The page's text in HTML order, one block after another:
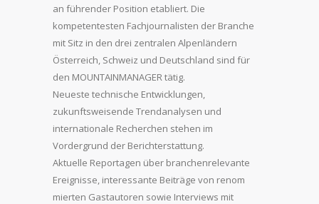
an führender Position etabliert. Die
kompetentesten Fachjournalisten der Branche
mit Sitz in den drei zentralen Alpenländern
Österreich, Schweiz und Deutschland sind für
den MOUNTAINMANAGER tätig.
Neueste technische Entwicklungen,
zukunftsweisende Trendanalysen und
internationale Recherchen stehen im
Vordergrund der Berichterstattung.
Aktuelle Reportagen über branchenrelevante
Ereignisse, interessante Beiträge von renom
mierten Gastautoren sowie Interviews mit